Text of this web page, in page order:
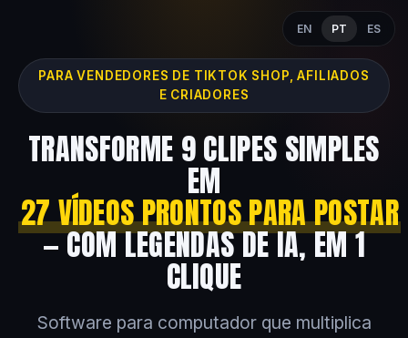
EN PT ES
PARA VENDEDORES DE TIKTOK SHOP, AFILIADOS
E CRIADORES
TRANSFORME 9 CLIPES SIMPLES
EM
27 VÍDEOS PRONTOS PARA POSTAR
— COM LEGENDAS DE IA, EM 1
CLIQUE
Software para computador que multiplica